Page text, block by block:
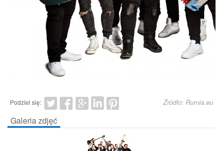
Podziel się: Źródło: Rumia.eu
Galeria zdjęć